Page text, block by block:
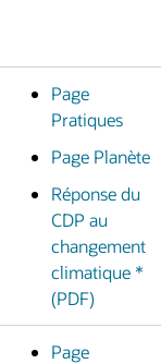
Page
Pratiques
Page Planète
Réponse du
CDP au
changement
climatique *
(PDF)
Page